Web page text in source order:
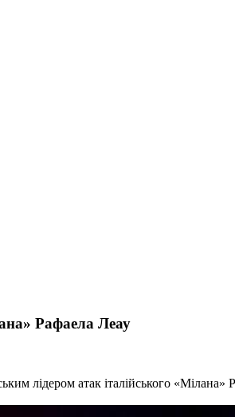
Рафаела Леау
лідером атак італійського «Мілана»